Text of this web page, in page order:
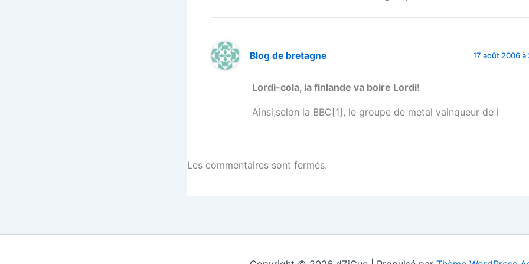
Blog de bretagne 17 août 2006 à
Lordi-cola, la finlande va boire Lordi!
Ainsi,selon la BBC[1], le groupe de metal vainqueur de l
Les commentaires sont fermés.